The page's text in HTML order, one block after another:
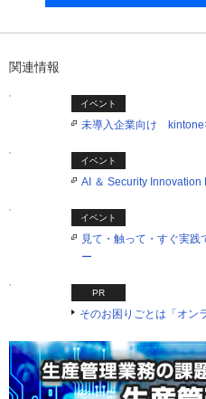
関連情報
イベント
未導入企業向け
イベント
AI ＆ Security Innovation
イベント
見て・触って・すぐ実践
ー
PR
そのお困りごとは「オン